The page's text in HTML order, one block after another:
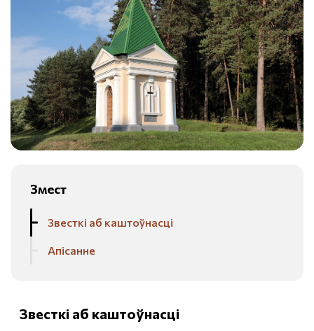
Змест
Звесткі аб каштоўнасці
Апісанне
Звесткі аб каштоўнасці